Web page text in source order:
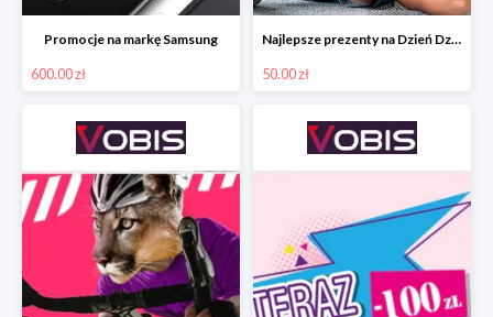
Promocje na markę Samsung
600.00 zł
Najlepsze prezenty na Dzień Dziecka w VOBIS
50.00 zł